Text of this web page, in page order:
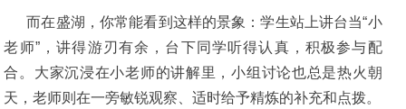
而在盛湖，你常能看到这样的景象：学生站上讲台当“小
老师”，讲得游刃有余，台下同学听得认真，积极参与配
合。大家沉浸在小老师的讲解里，小组讨论也总是热火朝
天，老师则在一旁敏锐观察、适时给予精炼的补充和点拨。